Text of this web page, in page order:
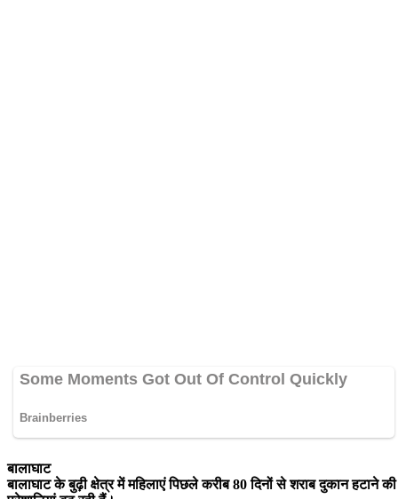
बालाघाट
बालाघाट के बुढ़ी क्षेत्र में महिलाएं पिछले करीब 80 दिनों से शराब दुकान